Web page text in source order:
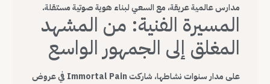
مدارس عالمية عريقة، مع السعي لبناء هوية صوتية مستقلة.
المسيرة الفنية: من المشهد
المغلق إلى الجمهور الواسع
على مدار سنوات نشاطها، شاركت Immortal Pain في عروض